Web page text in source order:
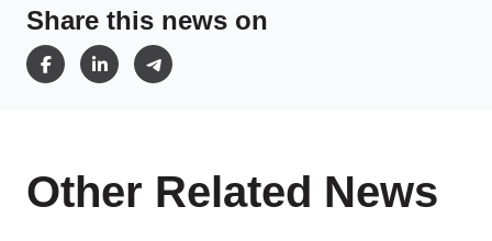
Share this news on
Other Related News